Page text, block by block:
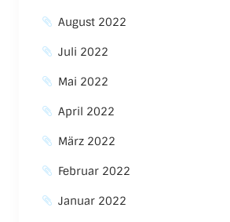
August 2022
Juli 2022
Mai 2022
April 2022
März 2022
Februar 2022
Januar 2022